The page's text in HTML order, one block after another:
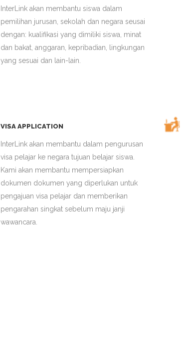
InterLink akan membantu siswa dalam
pemilihan jurusan, sekolah dan negara seusai
dengan: kualifikasi yang dimiliki siswa, minat
dan bakat, anggaran, kepribadian, lingkungan
yang sesuai dan lain-lain.
VISA APPLICATION
InterLink akan membantu dalam pengurusan
visa pelajar ke negara tujuan belajar siswa.
Kami akan membantu mempersiapkan
dokumen dokumen yang diperlukan untuk
pengajuan visa pelajar dan memberikan
pengarahan singkat sebelum maju janji
wawancara.